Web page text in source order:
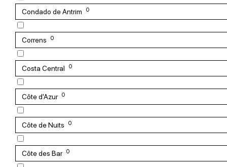
Condado de Antrim 0
Correns 0
Costa Central 0
Côte d'Azur 0
Côte de Nuits 0
Côte des Bar 0